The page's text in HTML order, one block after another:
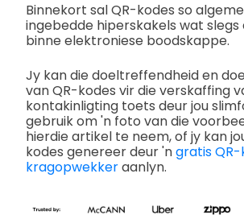
Binnekort sal QR-kodes so
ingebedde hiperskakels wat slegs
binne elektroniese boodskappe.
Jy kan die doeltreffendheid en
van QR-kodes vir die verskaffing
kontakinligting toets deur jou
gebruik om 'n foto van die
hierdie artikel te neem, of jy kan
kodes genereer deur 'ngratis
kragopwekkeraanlyn.